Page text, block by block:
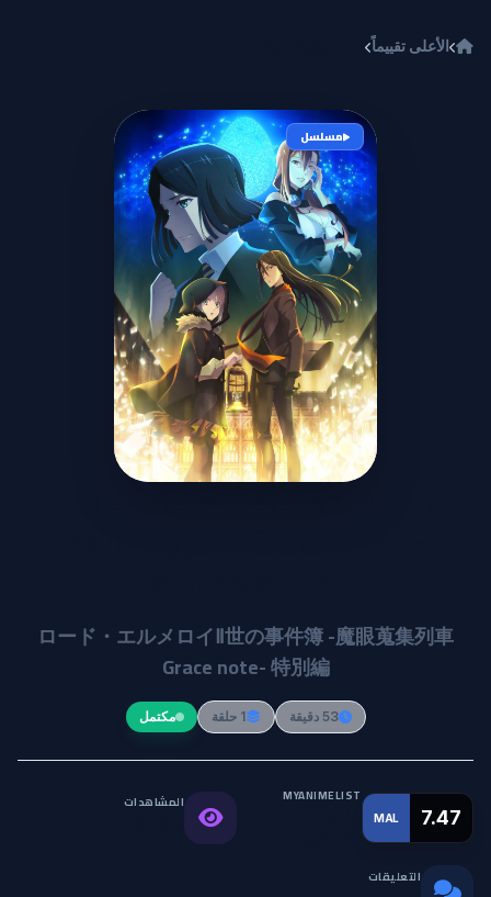
الأعلى تقييماً
مسلسل
Lord El-Melloi II Sei no Jikenbo:
ロード・エルメロイⅡ世の事件簿 -魔眼蒐集列車
Grace note- 特別編
53 دقيقة 1 حلقة مكتمل
MAL 7.47
MYANIMELIST المشاهدات
التعليقات